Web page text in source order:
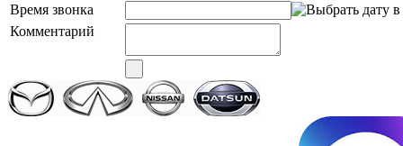
Время звонка
Комментарий